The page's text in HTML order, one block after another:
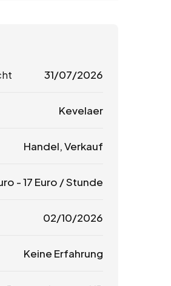
31/07/2026
Kevelaer
Handel, Verkauf
-17 Euro / Stunde
02/10/2026
Keine Erfahrung